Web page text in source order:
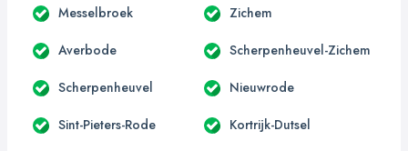
Messelbroek Zichem
Averbode Scherpenheuvel-Zichem
Scherpenheuvel Nieuwrode
Sint-Pieters-Rode Kortrijk-Dutsel